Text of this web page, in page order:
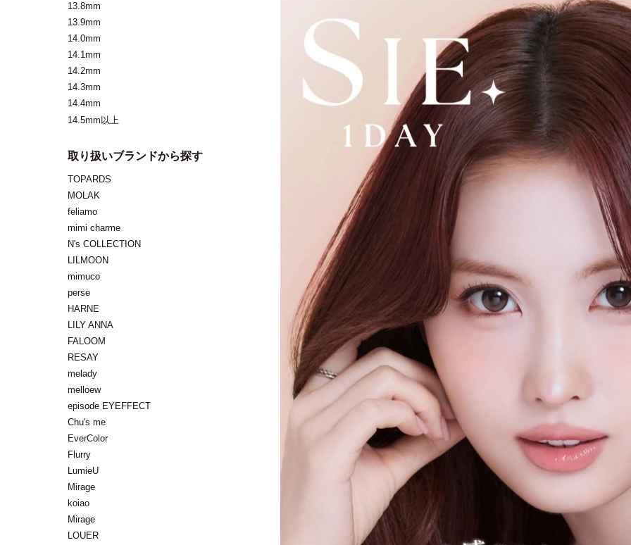
13.8mm
13.9mm
14.0mm
14.1mm
14.2mm
14.3mm
14.4mm
14.5mm以上
取り扱いブランドから探す
TOPARDS
MOLAK
feliamo
mimi charme
N's COLLECTION
LILMOON
mimuco
perse
HARNE
LILY ANNA
FALOOM
RESAY
melady
melloew
episode EYEFFECT
Chu's me
EverColor
Flurry
LumieU
Mirage
koiao
Mirage
LOUER